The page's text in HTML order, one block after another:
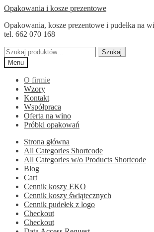
Przejdź
nawigacji
Przejdź
treści
Opakowania i kosze prezentowe
Opakowania, kosze prezentowe i pudełka na
tel. 662 070 168
Szukaj:
Szukaj
Menu
O firmie
Wzory
Kontakt
Współpraca
Oferta na wino
Próbki opakowań
Strona główna
All Categories Shortcode
All Categories w/o Products Shortcode
Blog
Cart
Cennik koszy EKO
Cennik koszy świątecznych
Cennik pudełek z logo
Checkout
Checkout